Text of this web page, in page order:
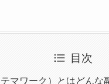
目次
マワーク）とはどんな